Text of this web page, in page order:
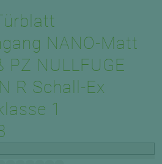
NANO-Matt
NULLFUGE
R Schall-Ex
1